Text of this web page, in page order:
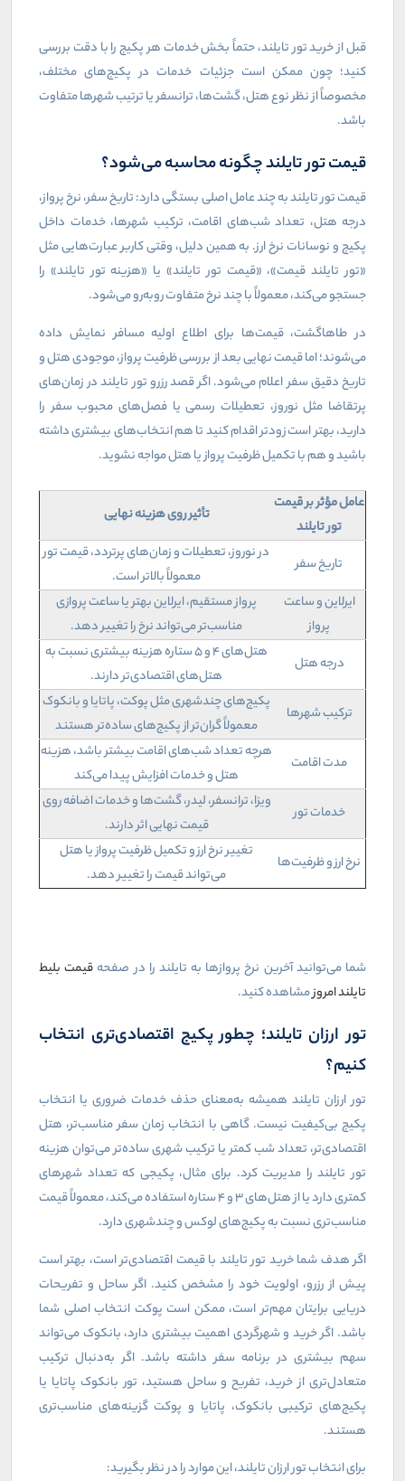
قبل از خرید تور تایلند، حتماً بخش خدمات هر پکیج را با دقت بررسی
کنید؛ چون ممکن است جزئیات خدمات در پکیج‌های مختلف،
مخصوصاً از نظر نوع هتل، گشت‌ها، ترانسفر یا ترتیب شهرها متفاوت
باشد.
قیمت تور تایلند چگونه محاسبه می‌شود؟
قیمت تور تایلند به چند عامل اصلی بستگی دارد: تاریخ سفر، نرخ پرواز،
درجه هتل، تعداد شب‌های اقامت، ترکیب شهرها، خدمات داخل
پکیج و نوسانات نرخ ارز. به همین دلیل، وقتی کاربر عبارت‌هایی مثل
«تور تایلند قیمت»، «قیمت تور تایلند» یا «هزینه تور تایلند» را
جستجو می‌کند، معمولاً با چند نرخ متفاوت روبه‌رو می‌شود.
در طاهاگشت، قیمت‌ها برای اطلاع اولیه مسافر نمایش داده
می‌شوند؛ اما قیمت نهایی بعد از بررسی ظرفیت پرواز، موجودی هتل و
تاریخ دقیق سفر اعلام می‌شود. اگر قصد رزرو تور تایلند در زمان‌های
پرتقاضا مثل نوروز، تعطیلات رسمی یا فصل‌های محبوب سفر را
دارید، بهتر است زودتر اقدام کنید تا هم انتخاب‌های بیشتری داشته
باشید و هم با تکمیل ظرفیت پرواز یا هتل مواجه نشوید.
عامل مؤثر بر قیمت
تور تایلند
تأثیر روی هزینه نهایی
تاریخ سفر
در نوروز، تعطیلات و زمان‌های پرتردد، قیمت تور
معمولاً بالاتر است.
ایرلاین و ساعت
پرواز
پرواز مستقیم، ایرلاین بهتر یا ساعت پروازی
مناسب‌تر می‌تواند نرخ را تغییر دهد.
درجه هتل
هتل‌های ۴ و ۵ ستاره هزینه بیشتری نسبت به
هتل‌های اقتصادی‌تر دارند.
ترکیب شهرها
پکیج‌های چندشهری مثل پوکت، پاتایا و بانکوک
معمولاً گران‌تر از پکیج‌های ساده‌تر هستند
مدت اقامت
هرچه تعداد شب‌های اقامت بیشتر باشد، هزینه
هتل و خدمات افزایش پیدا می‌کند
خدمات تور
ویزا، ترانسفر، لیدر، گشت‌ها و خدمات اضافه روی
قیمت نهایی اثر دارند.
نرخ ارز و ظرفیت‌ها
تغییر نرخ ارز و تکمیل ظرفیت پرواز یا هتل
می‌تواند قیمت را تغییر دهد.
شما می‌توانید آخرین نرخ پروازها به تایلند را در صفحه قیمت بلیط
تایلند امروزمشاهده کنید.
تور ارزان تایلند؛ چطور پکیج اقتصادی‌تری انتخاب
کنیم؟
تور ارزان تایلند همیشه به‌معنای حذف خدمات ضروری یا انتخاب
پکیج بی‌کیفیت نیست. گاهی با انتخاب زمان سفر مناسب‌تر، هتل
اقتصادی‌تر، تعداد شب کمتر یا ترکیب شهری ساده‌تر می‌توان هزینه
تور تایلند را مدیریت کرد. برای مثال، پکیجی که تعداد شهرهای
کمتری دارد یا از هتل‌های ۳ و ۴ ستاره استفاده می‌کند، معمولاً قیمت
مناسب‌تری نسبت به پکیج‌های لوکس و چندشهری دارد.
اگر هدف شما خرید تور تایلند با قیمت اقتصادی‌تر است، بهتر است
پیش از رزرو، اولویت خود را مشخص کنید. اگر ساحل و تفریحات
دریایی برایتان مهم‌تر است، ممکن است پوکت انتخاب اصلی شما
باشد. اگر خرید و شهرگردی اهمیت بیشتری دارد، بانکوک می‌تواند
سهم بیشتری در برنامه سفر داشته باشد. اگر به‌دنبال ترکیب
متعادل‌تری از خرید، تفریح و ساحل هستید، تور بانکوک پاتایا یا
پکیج‌های ترکیبی بانکوک، پاتایا و پوکت گزینه‌های مناسب‌تری
هستند.
برای انتخاب تور ارزان تایلند، این موارد را در نظر بگیرید: